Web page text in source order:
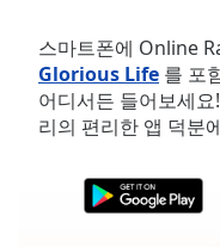
Skip
Backward
Skip
Forward
Mute
0:00
스마트폰에 Online
Glorious Life 를 포
어디서든 들어보세
리의 편리한 앱 덕분